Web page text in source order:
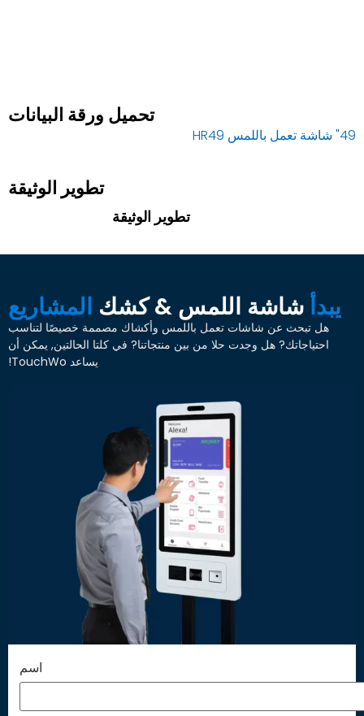
تحميل ورقة البيانات
49" شاشة تعمل باللمس HR49
تطوير الوثيقة
تطوير الوثيقة
يبدأ شاشة اللمس & كشك المشاريع
هل تبحث عن شاشات تعمل باللمس وأكشاك مصممة خصيصًا لتناسب
احتياجاتك? هل وجدت حلا من بين منتجاتنا? في كلتا الحالتين, يمكن أن
يساعد TouchWo!
اسم